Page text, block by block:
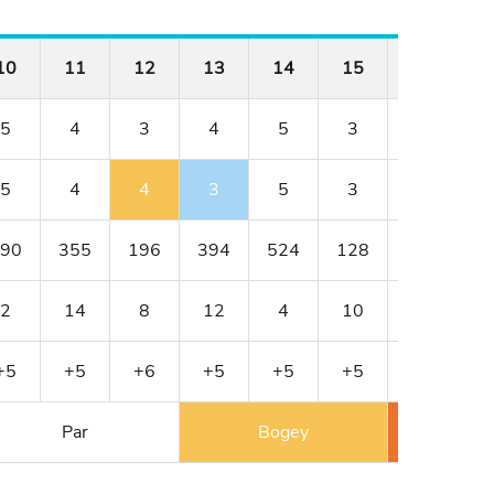
11 12 13 14 15
5 4 3 4 5 3
5 4 4 3 5 3
355 196 394 524 128
2 14 8 12 4 10
+5 +6 +5 +5 +5
Par Bogey